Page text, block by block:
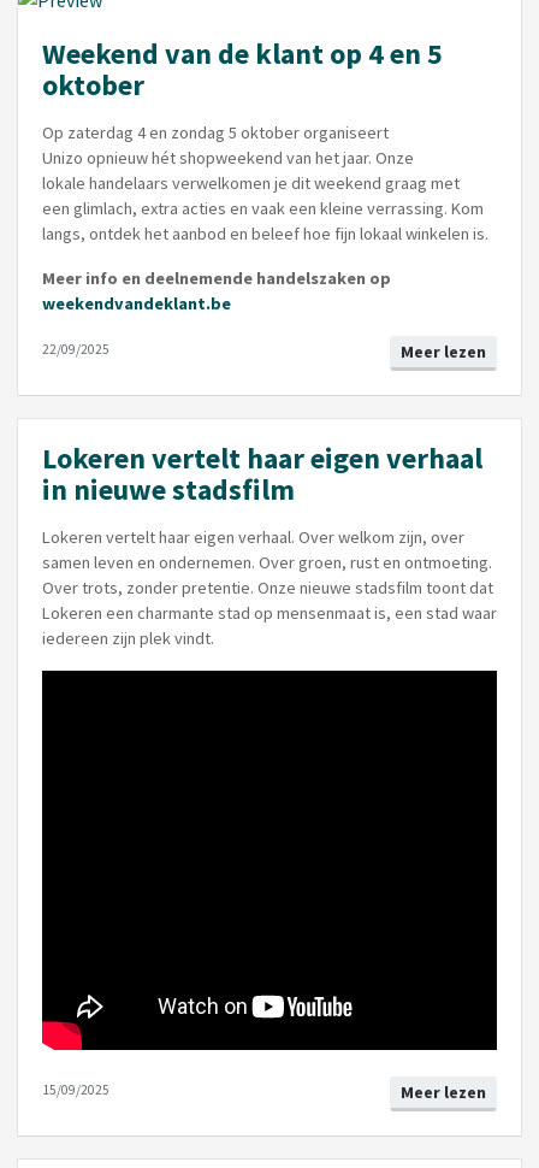
Weekend van de klant op 4 en 5
oktober
Op zaterdag 4 en zondag 5 oktober organiseert
Unizo opnieuw hét shopweekend van het jaar. Onze
lokale handelaars verwelkomen je dit weekend graag met
een glimlach, extra acties en vaak een kleine verrassing. Kom
langs, ontdek het aanbod en beleef hoe fijn lokaal winkelen is.
Meer info en deelnemende handelszaken op
weekendvandeklant.be
Meer lezen
22/09/2025
Lokeren vertelt haar eigen verhaal
in nieuwe stadsfilm
Lokeren vertelt haar eigen verhaal. Over welkom zijn, over
samen leven en ondernemen. Over groen, rust en ontmoeting.
Over trots, zonder pretentie. Onze nieuwe stadsfilm toont dat
Lokeren een charmante stad op mensenmaat is, een stad waar
iedereen zijn plek vindt.
Meer lezen
15/09/2025